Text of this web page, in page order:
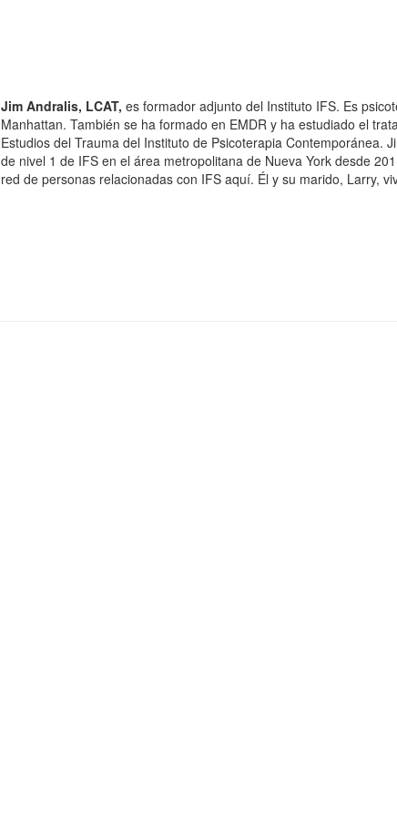
Jim Andralis, LCAT, es formador adjunto del Instituto IFS. Es
Manhattan. También se ha formado en EMDR y ha estudiado el
Estudios del Trauma del Instituto de Psicoterapia Contemporánea.
de nivel 1 de IFS en el área metropolitana de Nueva York desde
red de personas relacionadas con IFS aquí. Él y su marido, Larry,